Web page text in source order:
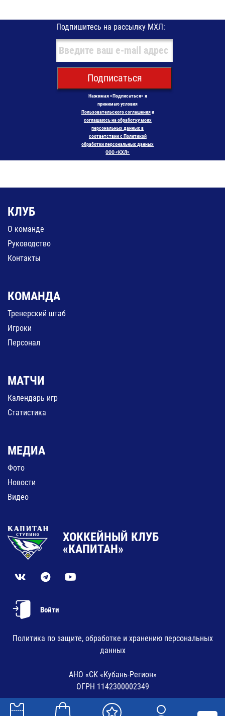
Подпишитесь на рассылку МХЛ:
Подписаться
Нажимая «Подписаться» я
принимаю условия
Пользовательского соглашенияи
соглашаюсь на обработку моих
персональных данных в
соответствии с Политикой
обработки персональных данных
ООО «КХЛ»
КЛУБ
О команде
Руководство
Контакты
КОМАНДА
Тренерский штаб
Игроки
Персонал
МАТЧИ
Календарь игр
Статистика
МЕДИА
Фото
Новости
Видео
ХОККЕЙНЫЙ КЛУБ
«КАПИТАН»
Войти
Политика по защите, обработке и хранению персональных
данных
АНО «СК «Кубань-Регион»
ОГРН 1142300002349